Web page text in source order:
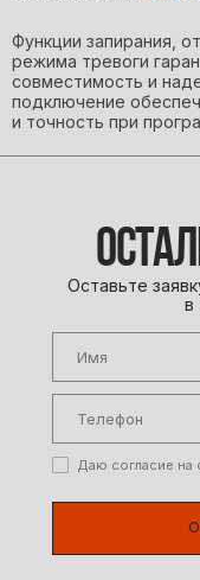
Функции запирания,
режима тревоги
совместимость и
подключение
и точность при
Оставьте
в
Даю согласие на